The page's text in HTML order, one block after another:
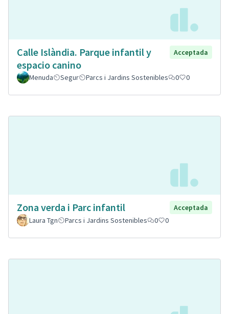
Calle Islàndia. Parque infantil y
espacio canino
Acceptada
Menuda Segur Parcs i Jardins Sostenibles 0 0
Zona verda i Parc infantil
Acceptada
Laura Tgn
Parcs i Jardins Sostenibles 0 0